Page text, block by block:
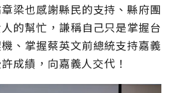
梁也感謝縣民的支持、縣府團
的幫忙，謙稱自己只是掌握台
、掌握蔡英文前總統支持嘉義
成績，向嘉義人交代！